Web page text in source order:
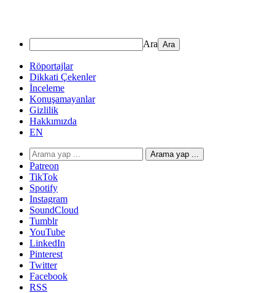
Ara
Röportajlar
Dikkati Çekenler
İnceleme
Konuşamayanlar
Gizlilik
Hakkımızda
EN
Arama yap ...
Patreon
TikTok
Spotify
Instagram
SoundCloud
Tumblr
YouTube
LinkedIn
Pinterest
Twitter
Facebook
RSS